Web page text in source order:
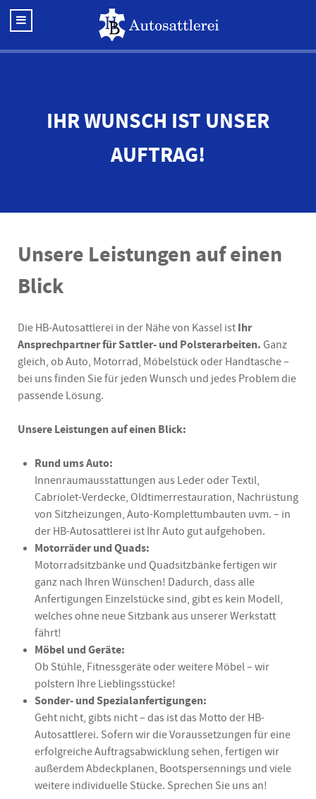
IHR WUNSCH IST UNSER
AUFTRAG!
Unsere Leistungen auf einen
Blick
Die HB-Autosattlerei in der Nähe von Kassel ist Ihr
Ansprechpartner für Sattler- und Polsterarbeiten. Ganz
gleich, ob Auto, Motorrad, Möbelstück oder Handtasche –
bei uns finden Sie für jeden Wunsch und jedes Problem die
passende Lösung.
Unsere Leistungen auf einen Blick:
Rund ums Auto:
Innenraumausstattungen aus Leder oder Textil,
Cabriolet-Verdecke, Oldtimerrestauration, Nachrüstung
von Sitzheizungen, Auto-Komplettumbauten uvm. – in
der HB-Autosattlerei ist Ihr Auto gut aufgehoben.
Motorräder und Quads:
Motorradsitzbänke und Quadsitzbänke fertigen wir
ganz nach Ihren Wünschen! Dadurch, dass alle
Anfertigungen Einzelstücke sind, gibt es kein Modell,
welches ohne neue Sitzbank aus unserer Werkstatt
fährt!
Möbel und Geräte:
Ob Stühle, Fitnessgeräte oder weitere Möbel – wir
polstern Ihre Lieblingsstücke!
Sonder- und Spezialanfertigungen:
Geht nicht, gibts nicht – das ist das Motto der HB-
Autosattlerei. Sofern wir die Voraussetzungen für eine
erfolgreiche Auftragsabwicklung sehen, fertigen wir
außerdem Abdeckplanen, Bootspersennings und viele
weitere individuelle Stücke. Sprechen Sie uns an!